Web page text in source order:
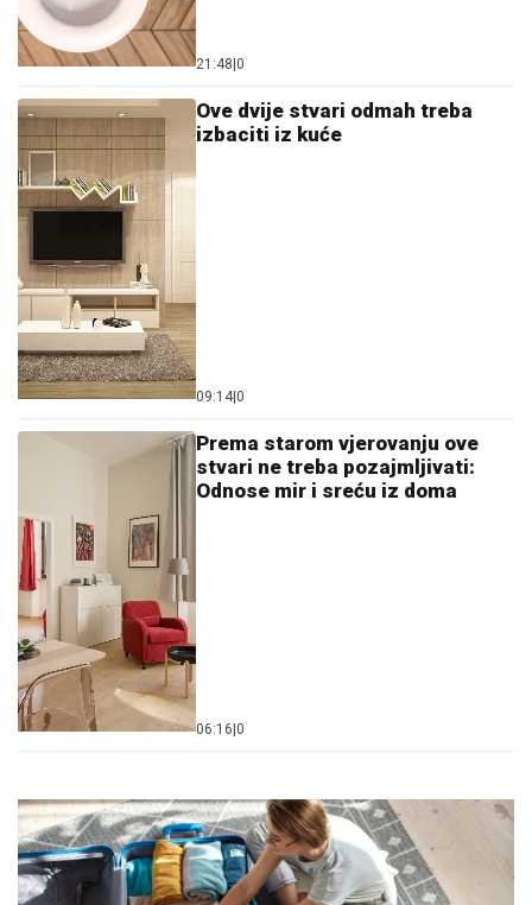
21:48 0
Ove dvije stvari odmah treba
izbaciti iz kuće
09:14 0
Prema starom vjerovanju ove
stvari ne treba pozajmljivati:
Odnose mir i sreću iz doma
06:16 0